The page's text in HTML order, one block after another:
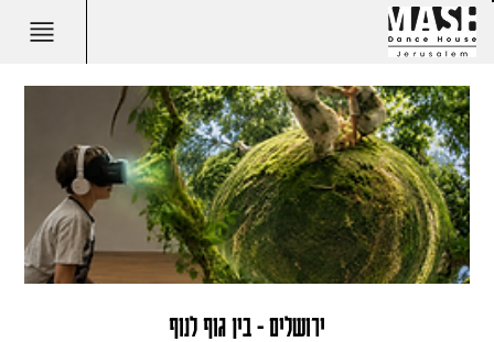
ירושלים - בין גוף לנוף